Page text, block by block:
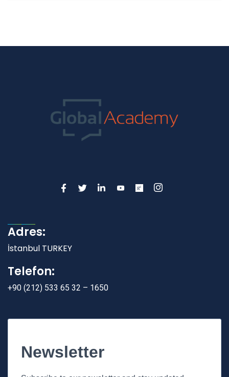
Adres:
İstanbul TURKEY
Telefon:
+90 (212) 533 65 32 – 1650
Newsletter